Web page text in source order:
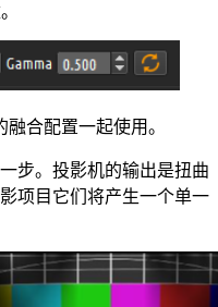
合配置一起使用。
步。投影机的输出是扭曲
项目它们将产生一个单一